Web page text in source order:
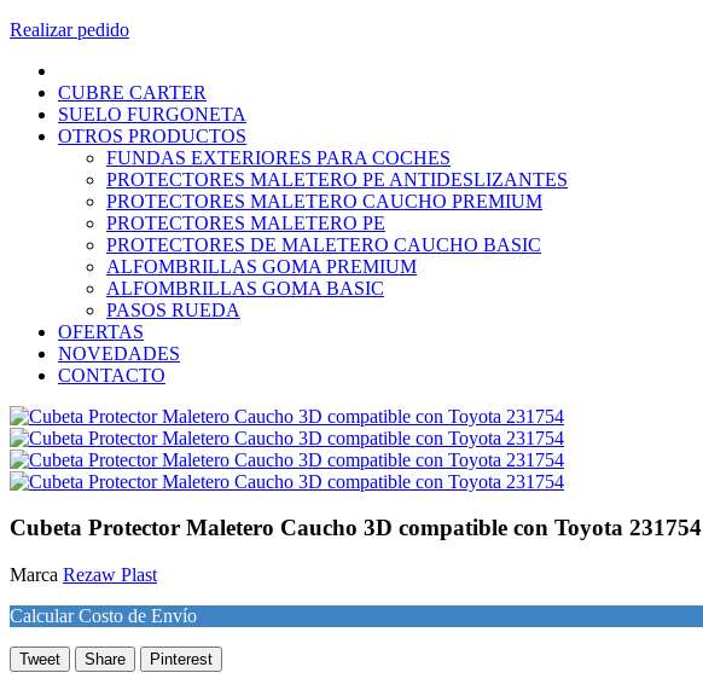
Realizar pedido
CUBRE CARTER
SUELO FURGONETA
OTROS PRODUCTOS
FUNDAS EXTERIORES PARA COCHES
PROTECTORES MALETERO PE ANTIDESLIZANTES
PROTECTORES MALETERO CAUCHO PREMIUM
PROTECTORES MALETERO PE
PROTECTORES DE MALETERO CAUCHO BASIC
ALFOMBRILLAS GOMA PREMIUM
ALFOMBRILLAS GOMA BASIC
PASOS RUEDA
OFERTAS
NOVEDADES
CONTACTO
Cubeta Protector Maletero Caucho 3D compatible con Toyota 231754
Marca Rezaw Plast
Calcular Costo de Envío
Tweet Share Pinterest